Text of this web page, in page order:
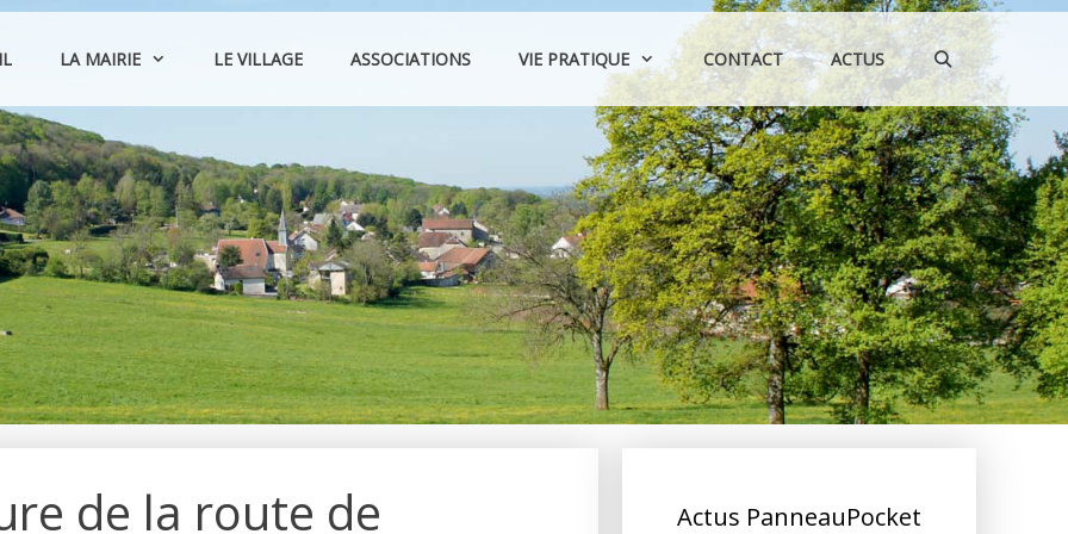
LA MAIRIE LE VILLAGE ASSOCIATIONS VIE PRATIQUE CONTACT ACTUS
de la route de
Actus PanneauPocket